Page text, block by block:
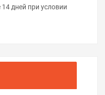
14 дней при условии